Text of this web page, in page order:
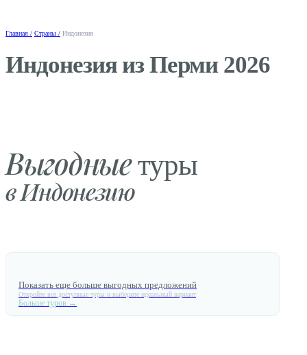
Главная / Страны / Индонезия
Индонезия из Перми 2026
Выгодныетуры
в Индонезию
Показать еще больше выгодных предложений
Откройте все доступные туры и выберите идеальный вариант
Больше туров →